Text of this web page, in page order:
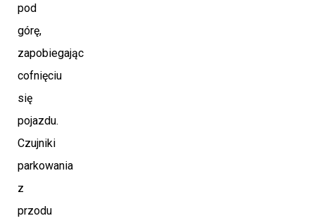
pod
górę,
zapobiegając
cofnięciu
się
pojazdu.
Czujniki
parkowania
z
przodu